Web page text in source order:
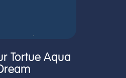
Tortue Aqua